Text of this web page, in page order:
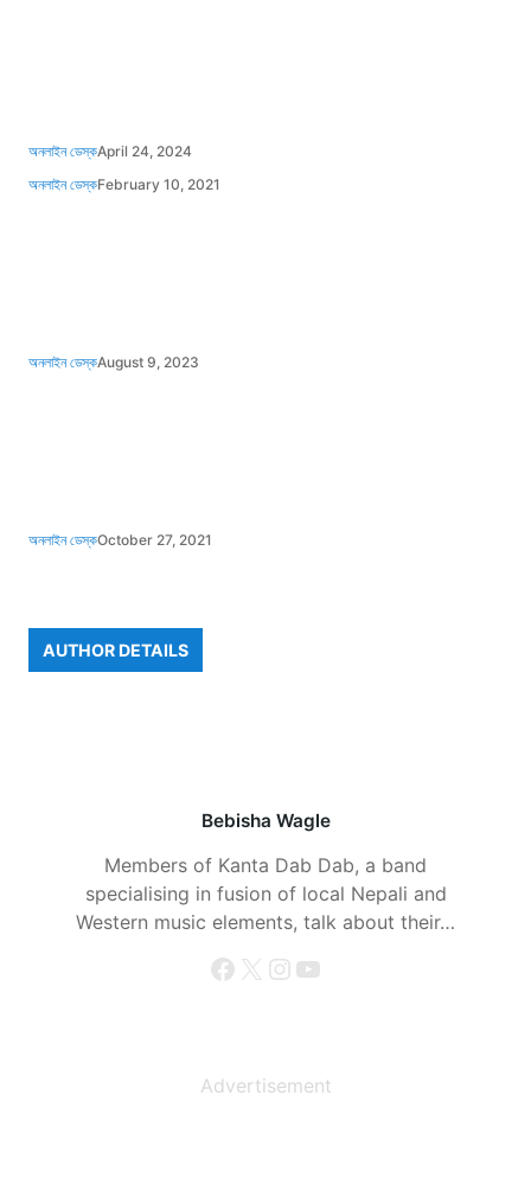
অনলাইন ডেস্কApril 24, 2024
অনলাইন ডেস্কFebruary 10, 2021
অনলাইন ডেস্কAugust 9, 2023
অনলাইন ডেস্কOctober 27, 2021
AUTHOR DETAILS
Bebisha Wagle
Members of Kanta Dab Dab, a band
specialising in fusion of local Nepali and
Western music elements, talk about their…
Facebook X Instagram YouTube
Advertisement